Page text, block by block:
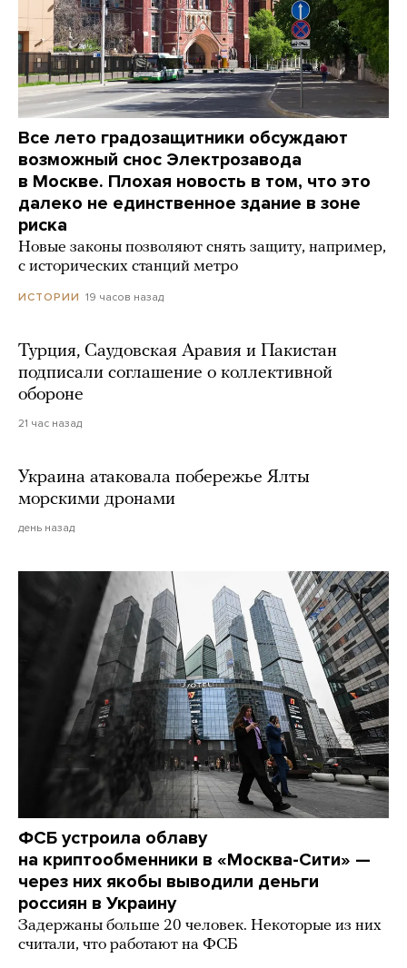
Все лето градозащитники обсуждают
возможный снос Электрозавода
в Москве. Плохая новость в том, что это
далеко не единственное здание в зоне
риска
Новые законы позволяют снять защиту, например,
с исторических станций метро
ИСТОРИИ 19 часов назад
Турция, Саудовская Аравия и Пакистан
подписали соглашение о коллективной
обороне
21 час назад
Украина атаковала побережье Ялты
морскими дронами
день назад
ФСБ устроила облаву
на криптообменники в «Москва-Сити» —
через них якобы выводили деньги
россиян в Украину
Задержаны больше 20 человек. Некоторые из них
считали, что работают на ФСБ